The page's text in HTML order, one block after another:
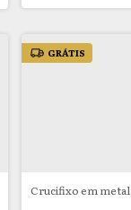
GRÁTIS
Crucifixo em metal